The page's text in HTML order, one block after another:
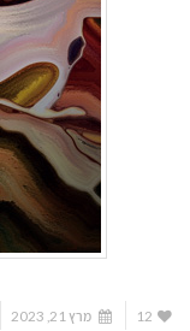
12 מרץ 21, 2023